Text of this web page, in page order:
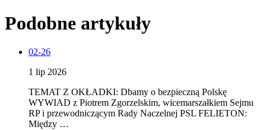
Podobne artykuły
02-26
1 lip 2026
TEMAT Z OKŁADKI: Dbamy o bezpieczną Polskę
WYWIAD z Piotrem Zgorzelskim, wicemarszałkiem Sejmu
RP i przewodniczącym Rady Naczelnej PSL FELIETON:
Między …